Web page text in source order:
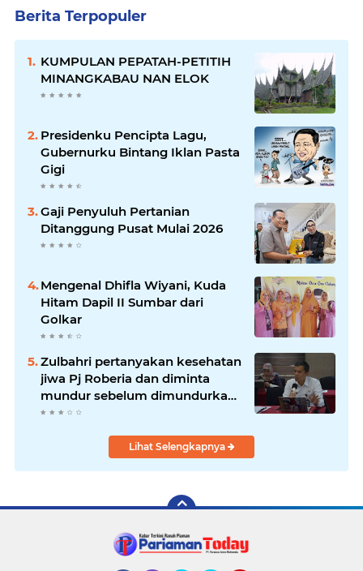
Berita Terpopuler
KUMPULAN PEPATAH-PETITIH
MINANGKABAU NAN ELOK
Presidenku Pencipta Lagu,
Gubernurku Bintang Iklan Pasta
Gigi
Gaji Penyuluh Pertanian
Ditanggung Pusat Mulai 2026
Mengenal Dhifla Wiyani, Kuda
Hitam Dapil II Sumbar dari
Golkar
Zulbahri pertanyakan kesehatan
jiwa Pj Roberia dan diminta
mundur sebelum dimundurkan
massa
Lihat Selengkapnya